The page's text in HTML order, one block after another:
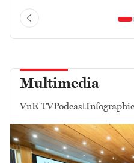
Multimedia
VnE TVPodcast